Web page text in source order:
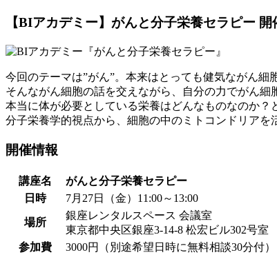
【BIアカデミー】がんと分子栄養セラピー
今回のテーマは”がん”。本来はとっても健気ながん細胞
そんながん細胞の話を交えながら、自分の力でがん
本当に体が必要としている栄養はどんなものなのか？
分子栄養学的視点から、細胞の中のミトコンドリア
開催情報
講座名
がんと分子栄養セラピー
日時
7月27日（金）11:00～13:00
場所
銀座レンタルスペース 会議室
東京都中央区銀座3-14-8 松宏ビル302号室
参加費
3000円（別途希望日時に無料相談30分付）